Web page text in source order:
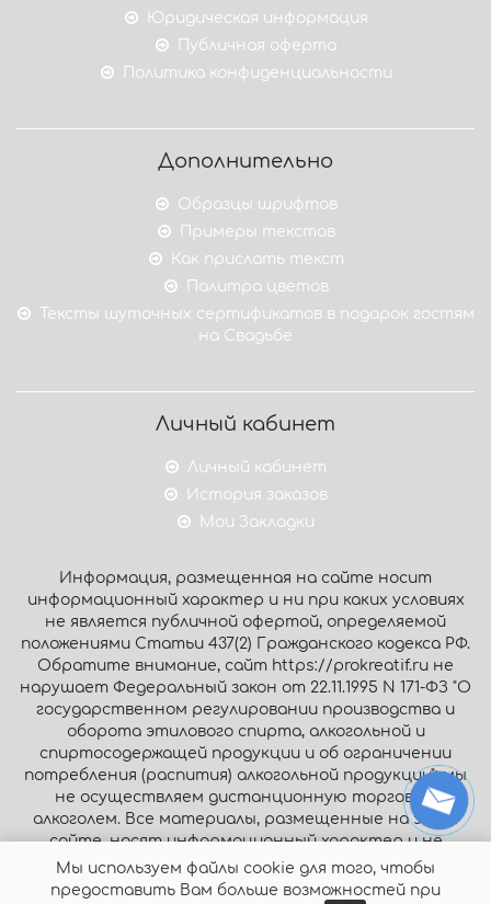
Юридическая информация
Публичная оферта
Политика конфиденциальности
Дополнительно
Образцы шрифтов
Примеры текстов
Как прислать текст
Палитра цветов
Тексты шуточных сертификатов в подарок гостям
на Свадьбе
Личный кабинет
Личный кабинет
История заказов
Мои Закладки
Информация, размещенная на сайте носит
информационный характер и ни при каких условиях
не является публичной офертой, определяемой
положениями Статьи 437(2) Гражданского кодекса РФ.
Обратите внимание, сайт https://prokreatif.ru не
нарушает Федеральный закон от 22.11.1995 N 171-ФЗ "О
государственном регулировании производства и
оборота этилового спирта, алкогольной и
спиртосодержащей продукции и об ограничении
потребления (распития) алкогольной продукции": мы
не осуществляем дистанционную торговлю
алкоголем. Все материалы, размещенные на этом
сайте, носят информационный характер и не
являются публичной офертой.
© Интернет-магазин «Prokreatif.ru», 2026. Все права
Мы используем файлы cookie для того, чтобы
предоставить Вам больше возможностей при